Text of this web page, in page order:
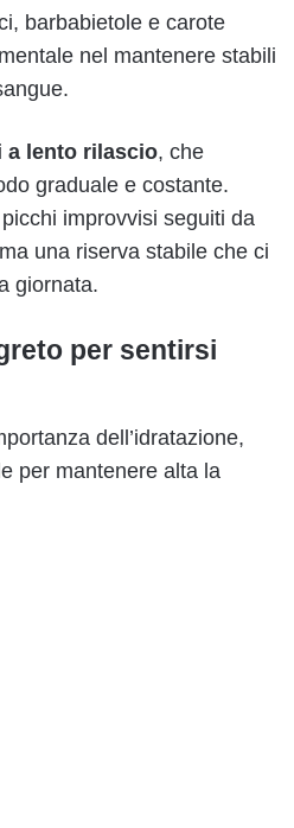
barbabietole e carote
nel mantenere stabili
a lento rilascio, che
graduale e costante.
improvvisi seguiti da
una riserva stabile che ci
giornata.
per sentirsi
dell’idratazione,
per mantenere alta la